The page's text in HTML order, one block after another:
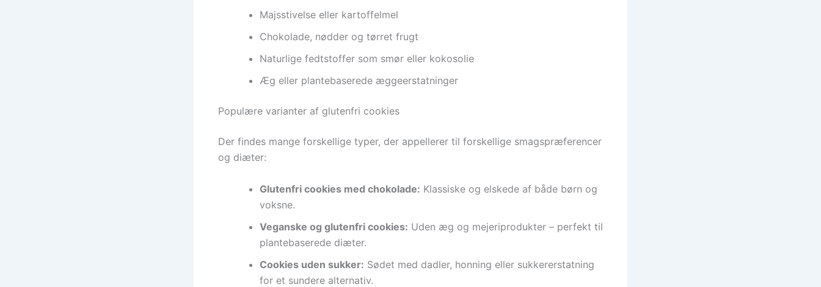
Majsstivelse eller kartoffelmel
Chokolade, nødder og tørret frugt
Naturlige fedtstoffer som smør eller kokosolie
Æg eller plantebaserede æggeerstatninger
Populære varianter af glutenfri cookies
Der findes mange forskellige typer, der appellerer til forskellige smagspræferencer
og diæter:
Glutenfri cookies med chokolade: Klassiske og elskede af både børn og
voksne.
Veganske og glutenfri cookies: Uden æg og mejeriprodukter – perfekt til
plantebaserede diæter.
Cookies uden sukker: Sødet med dadler, honning eller sukkererstatning
for et sundere alternativ.